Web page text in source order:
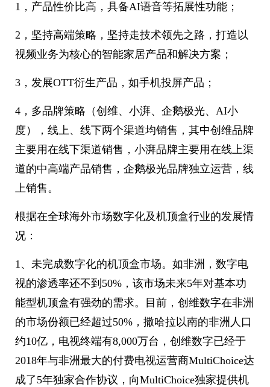
1，产品性价比高，具备AI语音等拓展性功能；
2，坚持高端策略，坚持走技术领先之路，打造以
视频业务为核心的智能家居产品和解决方案；
3，发展OTT衍生产品，如手机投屏产品；
4，多品牌策略（创维、小湃、企鹅极光、AI小
度），线上、线下两个渠道均销售，其中创维品牌
主要用在线下渠道销售，小湃品牌主要用在线上渠
道的中高端产品销售，企鹅极光品牌独立运营，线
上销售。
根据在全球海外市场数字化及机顶盒行业的发展情
况：
1、未完成数字化的机顶盒市场。如非洲，数字电
视的渗透率还不到50%，该市场未来5年对基本功
能型机顶盒有强劲的需求。目前，创维数字在非洲
的市场份额已经超过50%，撒哈拉以南的非洲人口
约10亿，电视终端有8,000万台，创维数字已经于
2018年与非洲最大的付费电视运营商MultiChoice达
成了5年独家合作协议，向MultiChoice独家提供机